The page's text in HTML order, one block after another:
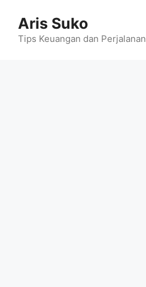
content
Aris Suko
Tips Keuangan dan Perjalanan